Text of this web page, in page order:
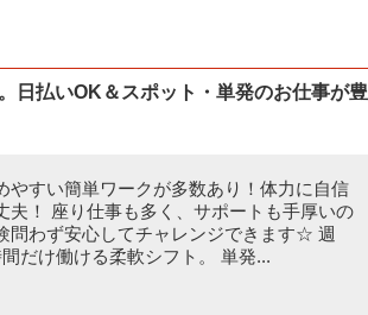
日払いOK＆スポット・単発のお仕事が豊
やすい簡単ワークが多数あり！体力に自信
夫！ 座り仕事も多く、サポートも手厚いの
問わず安心してチャレンジできます☆ 週
だけ働ける柔軟シフト。 単発...